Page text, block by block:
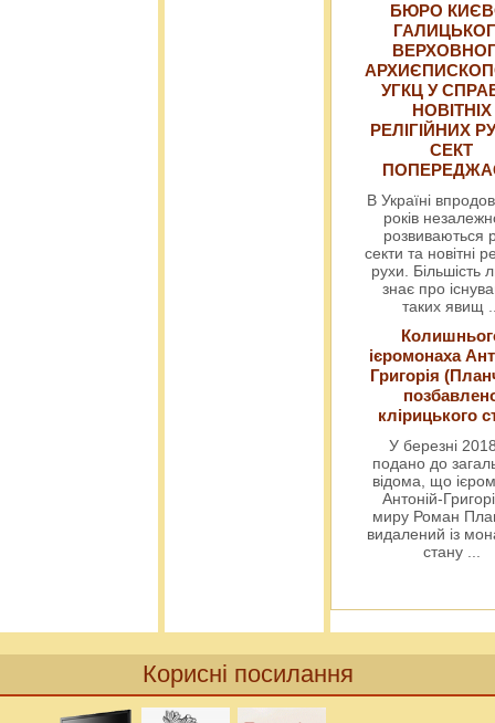
БЮРО
УГКЦ У
НОВІТНІХ
РЕЛІГІЙНИХ
СЕКТ
В Україні
років
розвиваються
секти та новітні
рухи. Більшість
знає про
таких явищ
ієромонаха
Григорія
клірицького
У березні
подано до
відома, що
Антоній-
миру Роман
видалений із
стану ...
Корисні посилання